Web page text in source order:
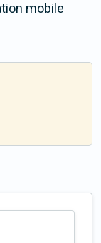
mobile